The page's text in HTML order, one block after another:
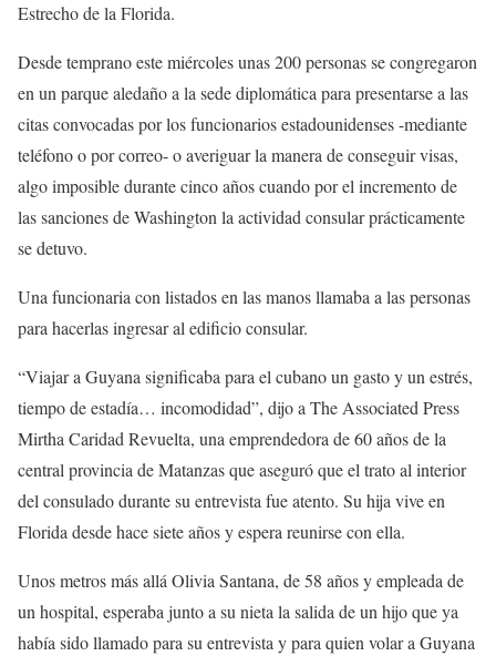
Estrecho de la Florida.
Desde temprano este miércoles unas 200 personas se congregaron
en un parque aledaño a la sede diplomática para presentarse a las
citas convocadas por los funcionarios estadounidenses -mediante
teléfono o por correo- o averiguar la manera de conseguir visas,
algo imposible durante cinco años cuando por el incremento de
las sanciones de Washington la actividad consular prácticamente
se detuvo.
Una funcionaria con listados en las manos llamaba a las personas
para hacerlas ingresar al edificio consular.
“Viajar a Guyana significaba para el cubano un gasto y un estrés,
tiempo de estadía… incomodidad”, dijo a The Associated Press
Mirtha Caridad Revuelta, una emprendedora de 60 años de la
central provincia de Matanzas que aseguró que el trato al interior
del consulado durante su entrevista fue atento. Su hija vive en
Florida desde hace siete años y espera reunirse con ella.
Unos metros más allá Olivia Santana, de 58 años y empleada de
un hospital, esperaba junto a su nieta la salida de un hijo que ya
había sido llamado para su entrevista y para quien volar a Guyana